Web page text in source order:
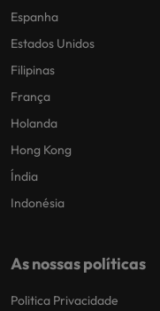
Espanha
Estados Unidos
Filipinas
França
Holanda
Hong Kong
Índia
Indonésia
As nossas políticas
Politica Privacidade